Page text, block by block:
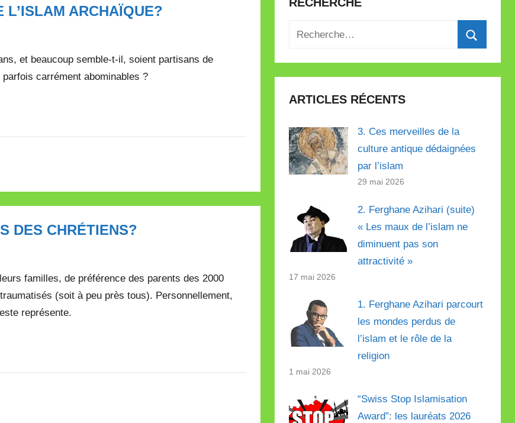
L’ISLAM ARCHAÏQUE?
et beaucoup semble-t-il, soient partisans de
carrément abominables ?
DES CHRÉTIENS?
familles, de préférence des parents des 2000
(soit à peu près tous). Personnellement,
représente.
Recherche
:
ARTICLES RÉCENTS
3. Ces merveilles de la
culture antique dédaignées
par l’islam
29 mai 2026
2. Ferghane Azihari (suite)
« Les maux de l’islam ne
diminuent pas son
attractivité »
17 mai 2026
1. Ferghane Azihari parcourt
les mondes perdus de
l’islam et le rôle de la
religion
1 mai 2026
“Swiss Stop Islamisation
Award”: les lauréats 2026